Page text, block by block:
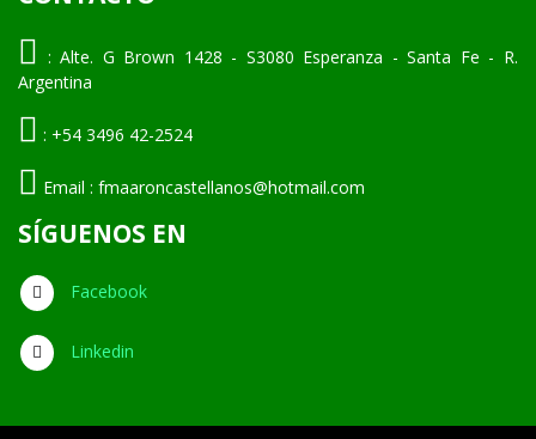
: Alte. G Brown 1428 - S3080 Esperanza - Santa Fe - R.
Argentina
: +54 3496 42-2524
Email : fmaaroncastellanos@hotmail.com
SÍGUENOS EN
Facebook
Linkedin